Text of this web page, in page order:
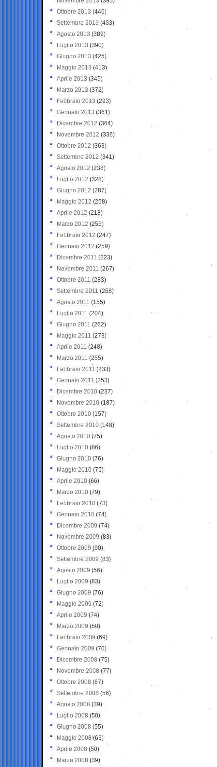
Ottobre 2013 (446)
Settembre 2013 (433)
Agosto 2013 (389)
Luglio 2013 (390)
Giugno 2013 (425)
Maggio 2013 (413)
Aprile 2013 (345)
Marzo 2013 (372)
Febbraio 2013 (293)
Gennaio 2013 (361)
Dicembre 2012 (364)
Novembre 2012 (336)
Ottobre 2012 (363)
Settembre 2012 (341)
Agosto 2012 (238)
Luglio 2012 (328)
Giugno 2012 (287)
Maggio 2012 (258)
Aprile 2012 (218)
Marzo 2012 (255)
Febbraio 2012 (247)
Gennaio 2012 (259)
Dicembre 2011 (223)
Novembre 2011 (267)
Ottobre 2011 (283)
Settembre 2011 (268)
Agosto 2011 (155)
Luglio 2011 (204)
Giugno 2011 (262)
Maggio 2011 (273)
Aprile 2011 (248)
Marzo 2011 (255)
Febbraio 2011 (233)
Gennaio 2011 (253)
Dicembre 2010 (237)
Novembre 2010 (187)
Ottobre 2010 (157)
Settembre 2010 (148)
Agosto 2010 (75)
Luglio 2010 (86)
Giugno 2010 (76)
Maggio 2010 (75)
Aprile 2010 (66)
Marzo 2010 (79)
Febbraio 2010 (73)
Gennaio 2010 (74)
Dicembre 2009 (74)
Novembre 2009 (83)
Ottobre 2009 (90)
Settembre 2009 (83)
Agosto 2009 (56)
Luglio 2009 (83)
Giugno 2009 (76)
Maggio 2009 (72)
Aprile 2009 (74)
Marzo 2009 (50)
Febbraio 2009 (69)
Gennaio 2009 (70)
Dicembre 2008 (75)
Novembre 2008 (77)
Ottobre 2008 (67)
Settembre 2008 (56)
Agosto 2008 (39)
Luglio 2008 (50)
Giugno 2008 (55)
Maggio 2008(63)
Aprile 2008 (50)
Marzo 2008 (39)